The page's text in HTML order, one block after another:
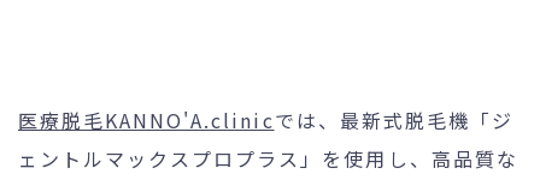
医療脱毛KANNO'A.clinicでは、最新式脱毛機「ジ
ェントルマックスプロプラス」を使用し、高品質な